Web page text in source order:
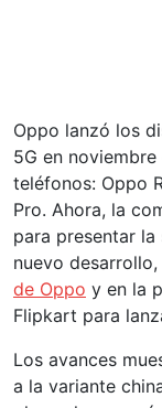
Oppo lanzó los
5G en
teléfonos: Oppo
Pro. Ahora, la
para presentar la
nuevo
de Oppo y en la
Flipkart para
Los avances
a la variante